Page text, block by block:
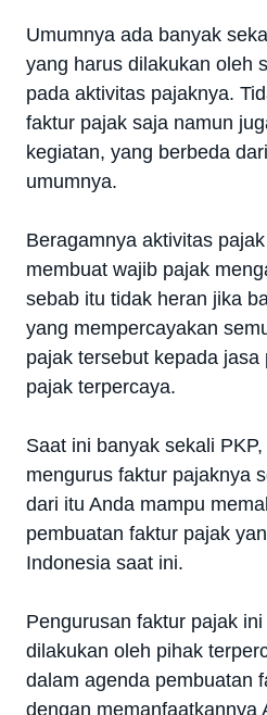
Umumnya ada banyak
yang harus dilakukan oleh
pada aktivitas pajaknya.
faktur pajak saja namun
kegiatan, yang berbeda
umumnya.
Beragamnya aktivitas
membuat wajib pajak
sebab itu tidak heran jika
yang mempercayakan
pajak tersebut kepada
pajak terpercaya.
Saat ini banyak sekali
mengurus faktur pajaknya
dari itu Anda mampu
pembuatan faktur pajak
Indonesia saat ini.
Pengurusan faktur pajak
dilakukan oleh pihak
dalam agenda pembuatan
dengan memanfaatkannya